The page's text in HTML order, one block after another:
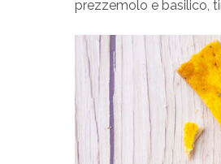
prezzemolo e basilico,